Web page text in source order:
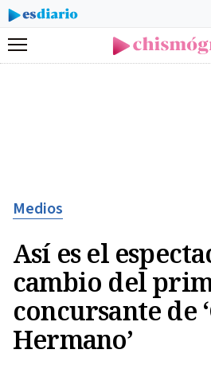
Menú
Medios
Así es el
cambio del
concursante de
Hermano’